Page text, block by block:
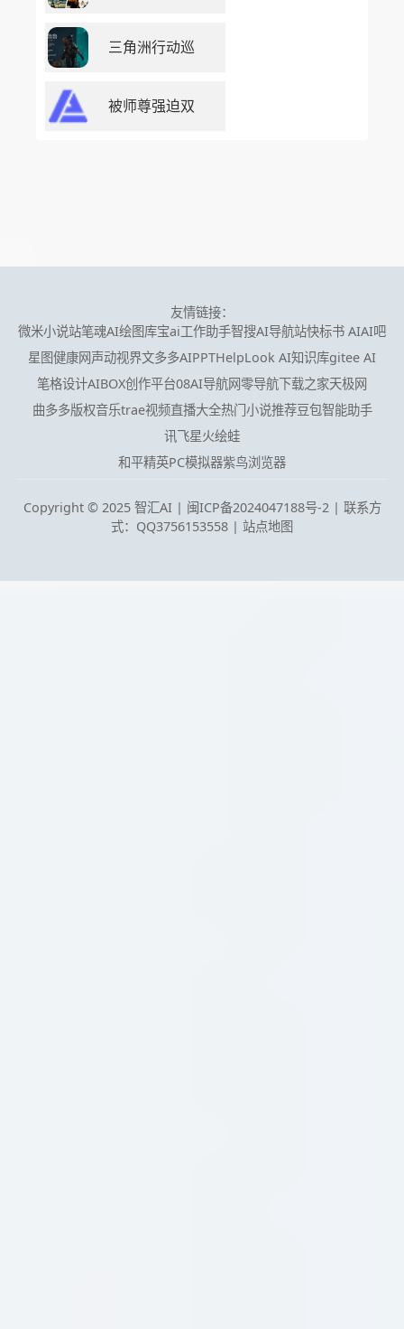
三角洲行动巡
被师尊强迫双
友情链接：
微米小说站笔魂AI绘图库宝ai工作助手智搜AI导航站快标书 AIAI吧
星图健康网声动视界文多多AIPPTHelpLook AI知识库gitee AI
笔格设计AIBOX创作平台08AI导航网零导航下载之家天极网
曲多多版权音乐trae视频直播大全热门小说推荐豆包智能助手
讯飞星火绘蛙
和平精英PC模拟器紫鸟浏览器
Copyright © 2025 智汇AI | 闽ICP备2024047188号-2 | 联系方
式：QQ3756153558 | 站点地图